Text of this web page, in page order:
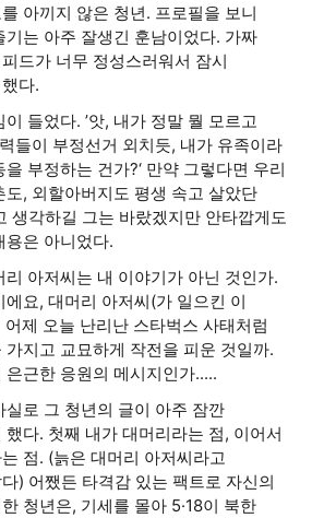
아끼지 않은 청년. 프로필을 보니
기는 아주 잘생긴 훈남이었다. 가짜
드가 너무 정성스러워서 잠시
다.
들었다. ’앗, 내가 정말 뭘 모르고
들이 부정선거 외치듯, 내가 유족이라
부정하는 건가?‘ 만약 그렇다면 우리
도, 외할아버지도 평생 속고 살았단
생각하길 그는 바랐겠지만 안타깝게도
용은 아니었다.
리 아저씨는 내 이야기가 아닌 것인가.
에요, 대머리 아저씨(가 일으킨 이
제 오늘 난리난 스타벅스 사태처럼
가지고 교묘하게 작전을 피운 것일까.
은근한 응원의 메시지인가.....
실로 그 청년의 글이 아주 잠깐
했다. 첫째 내가 대머리라는 점, 이어서
점. (늙은 대머리 아저씨라고
) 어쨌든 타격감 있는 팩트로 자신의
청년은, 기세를 몰아 5·18이 북한